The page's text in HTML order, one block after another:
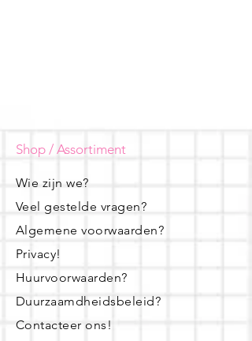
Shop / Assortiment
Wie zijn we?
Veel gestelde vragen?
Algemene voorwaarden?
Privacy!
Huurvoorwaarden?
Duurzaamdheidsbeleid?
Contacteer ons!